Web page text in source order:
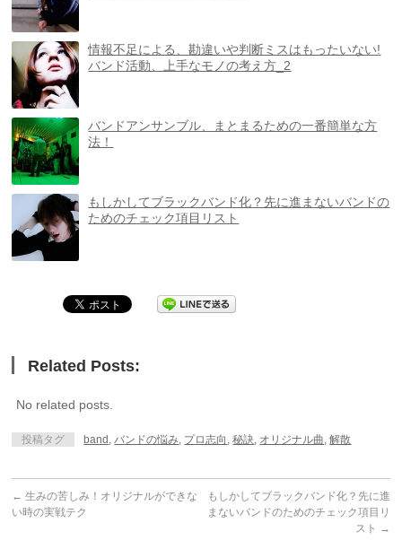
情報不足による、勘違いや判断ミスはもったいない!
バンド活動、上手なモノの考え方_2
バンドアンサンブル、まとまるための一番簡単な方
法！
もしかしてブラックバンド化？先に進まないバンドの
ためのチェック項目リスト
Related Posts:
No related posts.
投稿タグ band ,バンドの悩み, プロ志向 ,秘訣, オリジナル曲,解散
← 生みの苦しみ！オリジナルができな
い時の実戦テク
もしかしてブラックバンド化？先に進
まないバンドのためのチェック項目リ
スト →